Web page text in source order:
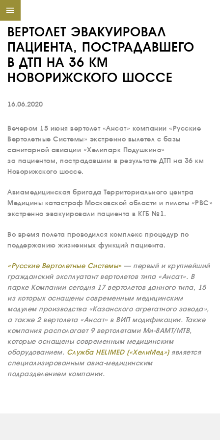
ВЕРТОЛЕТ ЭВАКУИРОВАЛ
ПАЦИЕНТА, ПОСТРАДАВШЕГО
В ДТП НА 36 КМ
НОВОРИЖСКОГО ШОССЕ
16.06.2020
Вечером 15 июня вертолет «Ансат» компании «Русские
Вертолетные Системы» экстренно вылетел с базы
санитарной авиации «Хелипарк Подушкино»
за пациентом, пострадавшим в результате ДТП на 36 км
Новорижского шоссе.
Авиамедицинская бригада Территориального центра
Медицины катастроф Московской области и пилоты «РВС»
экстренно эвакуировали пациента в КГБ №1.
Во время полета проводился комплекс процедур по
поддержанию жизненных функций пациента.
«Русские Вертолетные Системы» — первый и крупнейший
гражданский эксплуатант вертолетов типа «Ансат». В
парке Компании сегодня 17 вертолетов данного типа, 15
из которых оснащены современным медицинским
модулем производства «Казанского агрегатного завода»,
а также 2 вертолета «Ансат» в ВИП модификации. Также
компания располагает 9 вертолетами Ми-8АМТ/МТВ,
которые оснащены современным медицинским
оборудованием. Служба HELIMED («ХелиМед»)является
специализированным авиа-медицинским
подразделением компании.